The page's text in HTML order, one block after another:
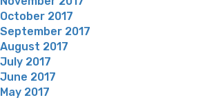
October 2017
September 2017
August 2017
July 2017
June 2017
May 2017